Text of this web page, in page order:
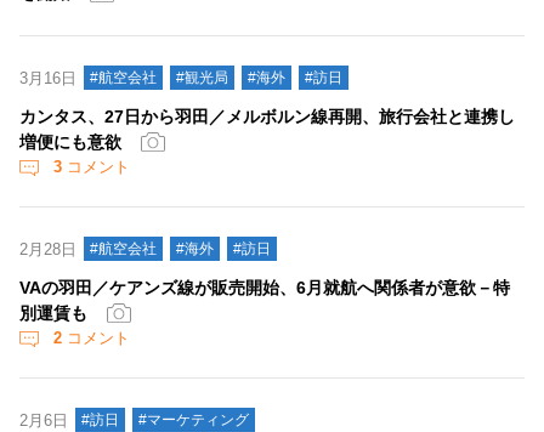
3月16日 #航空会社 #観光局 #海外 #訪日
カンタス、27日から羽田／メルボルン線再開、旅行会社と連携し
増便にも意欲
3 コメント
2月28日 #航空会社 #海外 #訪日
VAの羽田／ケアンズ線が販売開始、6月就航へ関係者が意欲－特
別運賃も
2 コメント
2月6日 #訪日 #マーケティング